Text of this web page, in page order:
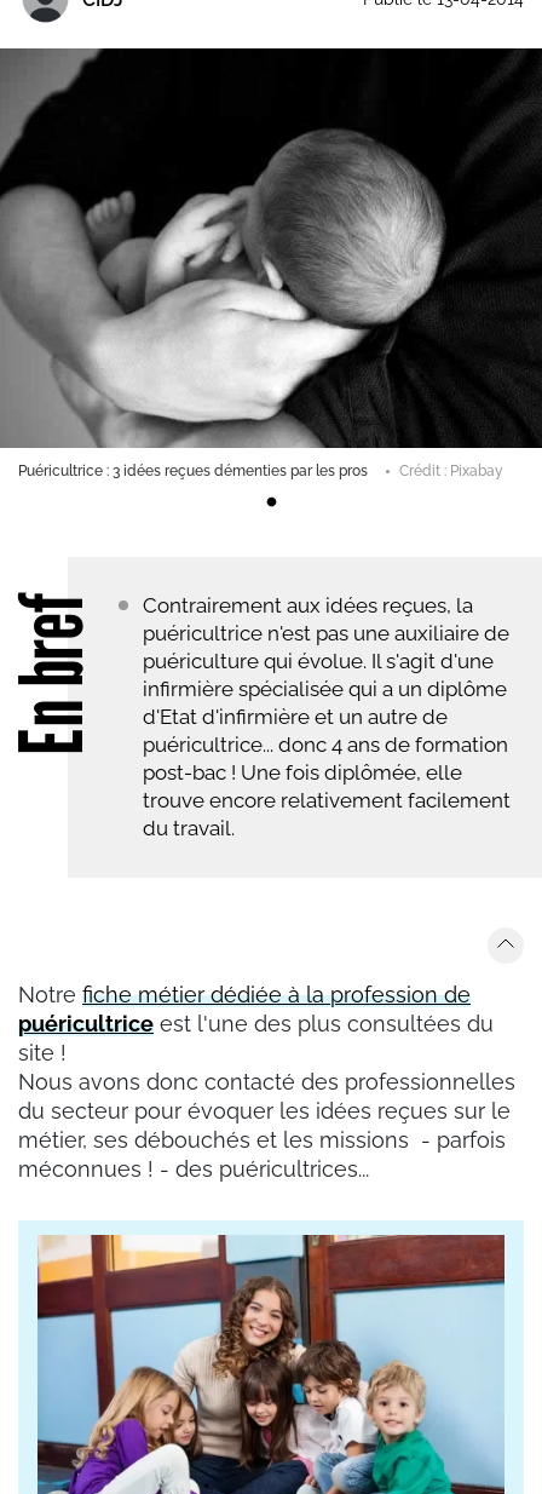
bref
Contrairement aux idées reçues, la
puéricultrice n'est pas une auxiliaire de
puériculture qui évolue. Il s'agit d'une
infirmière spécialisée qui a un diplôme
d'Etat d'infirmière et un autre de
puéricultrice... donc 4 ans de formation
post-bac ! Une fois diplômée, elle
trouve encore relativement facilement
du travail.
Puéricultrice : 3 idées reçues démenties par les pros Crédit : Pixabay
Notre fiche métier dédiée à la profession de
puéricultrice est l'une des plus consultées du
site !
Nous avons donc contacté des professionnelles
du secteur pour évoquer les idées reçues sur le
métier, ses débouchés et les missions - parfois
méconnues ! - des puéricultrices...